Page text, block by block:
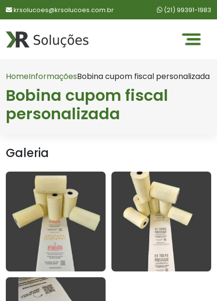
krsolucoes@krsolucoes.com.br WhatsApp:
(21) 99391-1983
HomeInformaçõesBobina cupom fiscal personalizada
Bobina cupom fiscal
personalizada
Galeria